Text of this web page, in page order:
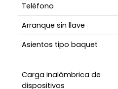
Teléfono
Arranque sin llave
Asientos tipo baquet
Carga inalámbrica de
dispositivos